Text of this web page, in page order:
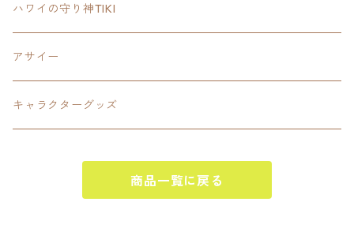
California State Routeカリフォルニア州
Interstate 州間道路型
U.S. Route国道（アメリカ）
ブランド
ミリタリー
ゲーム
ジャパンスタイル
KIDS
ハワイの守り神TIKI
アサイー
キャラクターグッズ
商品一覧に戻る